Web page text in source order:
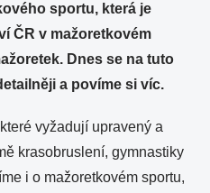
sportu, která je
ČR v mažoretkovém
Dnes se na tuto
a povíme si víc.
vyžadují upravený a
krasobruslení, gymnastiky
i o mažoretkovém sportu,